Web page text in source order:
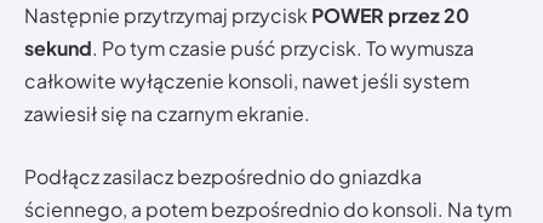
Następnie przytrzymaj przycisk POWER przez 20
sekund. Po tym czasie puść przycisk. To wymusza
całkowite wyłączenie konsoli, nawet jeśli system
zawiesił się na czarnym ekranie.
Podłącz zasilacz bezpośrednio do gniazdka
ściennego, a potem bezpośrednio do konsoli. Na tym